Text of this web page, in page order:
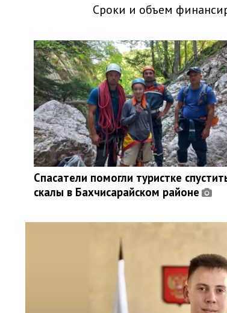
Сроки и объем
Спасатели помогли туристке
скалы в Бахчисарайском районе